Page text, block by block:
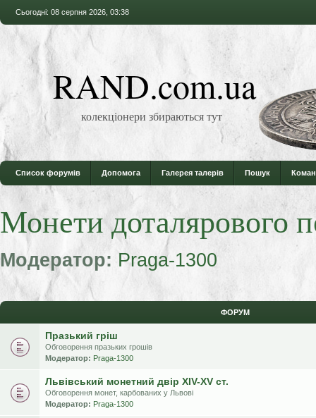
Сьогодні: 08 серпня 2026, 03:38
RAND.com.ua
колекціонери збираються тут
Список форумів Допомога Галерея талерів Пошук
Монети доталярового
Модератор: Praga-1300
ФОРУМ
Празький гріш
Обговорення празьких грошів
Модератор: Praga-1300
Львівський монетний двір XIV-XV ст.
Обговорення монет, карбованих у Львові
Модератор: Praga-1300